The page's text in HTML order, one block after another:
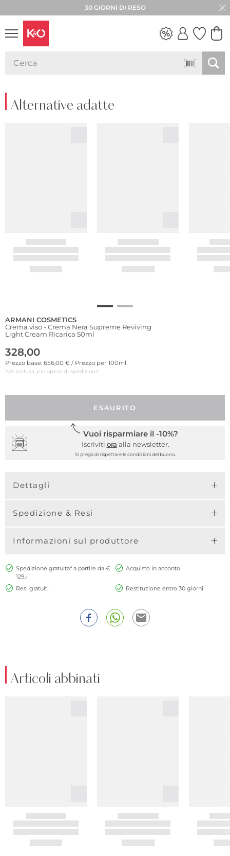
30 GIORNI DI RESO
Alternative adatte
ARMANI COSMETICS
Crema viso - Crema Nera Supreme Reviving
Light Cream Ricarica 50ml
328,00
Prezzo base: 656,00 € / Prezzo per 100ml
IVA inclusa, più spese di spedizione
ESAURITO
Vuoi risparmiare il -10%?
Iscriviti ora alla newsletter.
Si prega di rispettare le condizioni del buono.
Dettagli
Spedizione & Resi
Informazioni sul produttore
Spedizione gratuita* a partire da €
129,-
Acquisto in acconto
Resi gratuiti Restituzione entro 30 giorni
Articoli abbinati